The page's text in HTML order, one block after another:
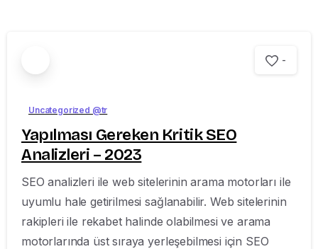
-
Uncategorized @tr
Yapılması Gereken Kritik SEO
Analizleri – 2023
SEO analizleri ile web sitelerinin arama motorları ile
uyumlu hale getirilmesi sağlanabilir. Web sitelerinin
rakipleri ile rekabet halinde olabilmesi ve arama
motorlarında üst sıraya yerleşebilmesi için SEO